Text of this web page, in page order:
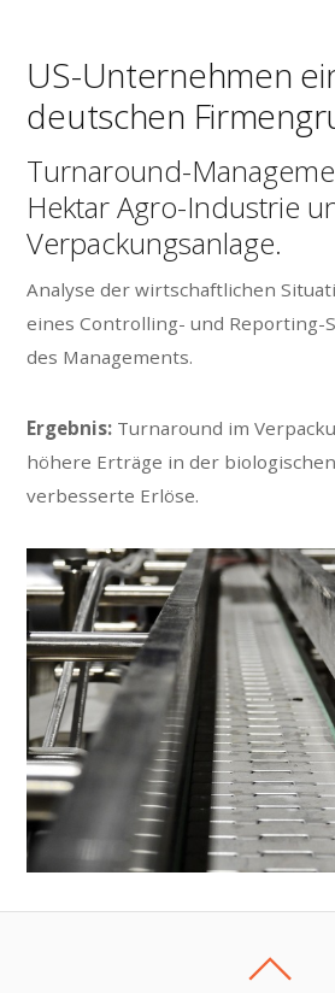
US-Unternehmen
deutschen
Turnaround-
Hektar Agro-Industrie
Verpackungsanlage.
Analyse der wirtschaftlichen
eines Controlling- und Reporting-
des Managements.
Ergebnis: Turnaround im
höhere Erträge in der
verbesserte Erlöse.